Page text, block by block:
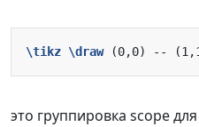
\tikz \draw
это группировка scope